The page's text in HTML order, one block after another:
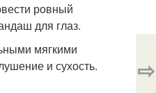
ровный
для глаз.
мягкими
и сухость.
⇨